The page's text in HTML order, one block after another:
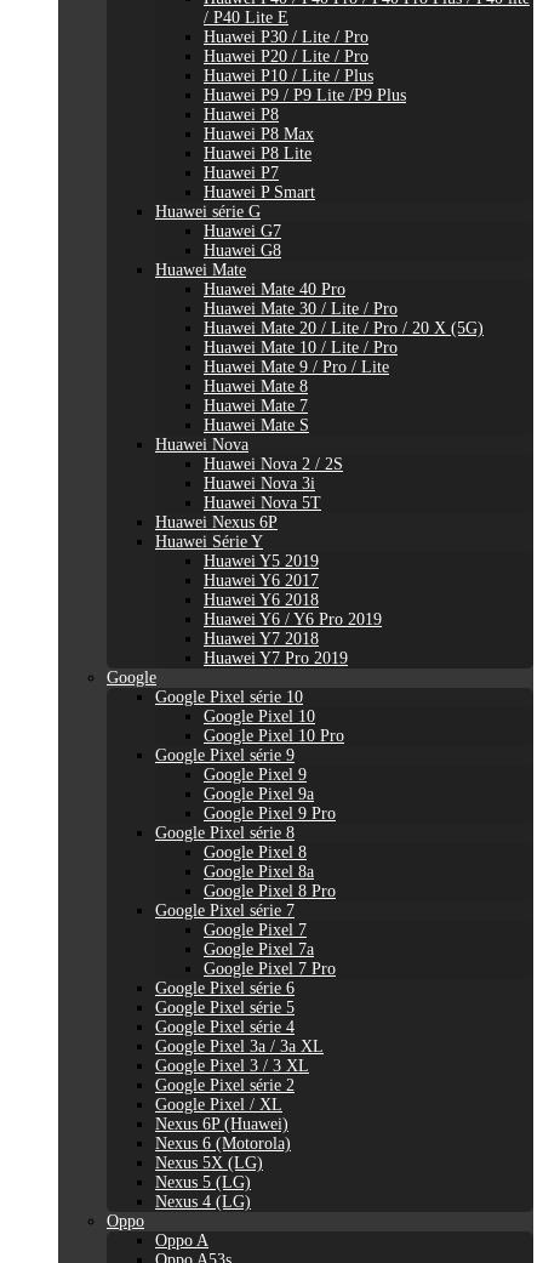
/ P40 Lite E
Huawei P30 / Lite / Pro
Huawei P20 / Lite / Pro
Huawei P10 / Lite / Plus
Huawei P9 / P9 Lite /P9 Plus
Huawei P8
Huawei P8 Max
Huawei P8 Lite
Huawei P7
Huawei P Smart
Huawei série G
Huawei G7
Huawei G8
Huawei Mate
Huawei Mate 40 Pro
Huawei Mate 30 / Lite / Pro
Huawei Mate 20 / Lite / Pro / 20 X (5G)
Huawei Mate 10 / Lite / Pro
Huawei Mate 9 / Pro / Lite
Huawei Mate 8
Huawei Mate 7
Huawei Mate S
Huawei Nova
Huawei Nova 2 / 2S
Huawei Nova 3i
Huawei Nova 5T
Huawei Nexus 6P
Huawei Série Y
Huawei Y5 2019
Huawei Y6 2017
Huawei Y6 2018
Huawei Y6 / Y6 Pro 2019
Huawei Y7 2018
Huawei Y7 Pro 2019
Google
Google Pixel série 10
Google Pixel 10
Google Pixel 10 Pro
Google Pixel série 9
Google Pixel 9
Google Pixel 9a
Google Pixel 9 Pro
Google Pixel série 8
Google Pixel 8
Google Pixel 8a
Google Pixel 8 Pro
Google Pixel série 7
Google Pixel 7
Google Pixel 7a
Google Pixel 7 Pro
Google Pixel série 6
Google Pixel série 5
Google Pixel série 4
Google Pixel 3a / 3a XL
Google Pixel 3 / 3 XL
Google Pixel série 2
Google Pixel / XL
Nexus 6P (Huawei)
Nexus 6 (Motorola)
Nexus 5X (LG)
Nexus 5 (LG)
Nexus 4 (LG)
Oppo
Oppo A